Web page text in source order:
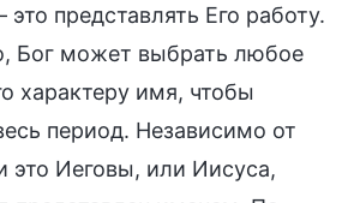
представлять Его работу.
Бог может выбрать любое
характеру имя, чтобы
период. Независимо от
это Иеговы, или Иисуса,